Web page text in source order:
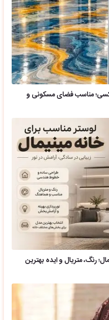
مناسب فضای مسکونی و
رنگ، متریال و ایده بهترین